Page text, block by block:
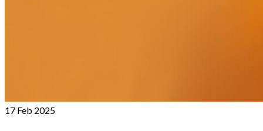
17 Feb 2025